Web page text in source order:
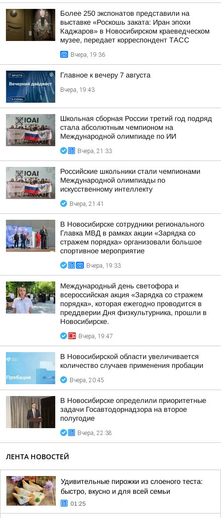
Более 250 экспонатов представили на
выставке «Роскошь заката: Иран эпохи
Каджаров» в Новосибирском краеведческом
музее, передает корреспондент ТАСС
Вчера, 19:36
Главное к вечеру 7 августа
Вчера, 19:43
Школьная сборная России третий год подряд
стала абсолютным чемпионом на
Международной олимпиаде по ИИ
Вчера, 21:33
Российские школьники стали чемпионами
Международной олимпиады по
искусственному интеллекту
Вчера, 21:41
В Новосибирске сотрудники регионального
Главка МВД в рамках акции «Зарядка со
стражем порядка» организовали большое
спортивное мероприятие
Вчера, 19:33
Международный день светофора и
всероссийская акция «Зарядка со стражем
порядка», которая ежегодно проводится в
преддверии Дня физкультурника, прошли в
Новосибирске.
Вчера, 19:47
В Новосибирской области увеличивается
количество случаев применения пробации
Вчера, 20:45
В Новосибирске определили приоритетные
задачи Госавтодорнадзора на второе
полугодие
Вчера, 22:38
ЛЕНТА НОВОСТЕЙ
Удивительные пирожки из слоеного теста:
быстро, вкусно и для всей семьи
01:25